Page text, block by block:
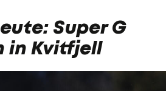
Super G
in Kvitfjell